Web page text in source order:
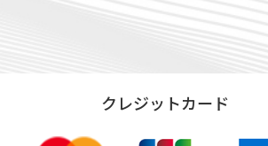
クレジットカード